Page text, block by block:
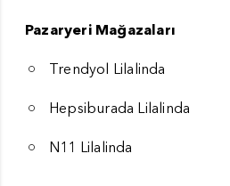
Pazaryeri Mağazaları
Trendyol Lilalinda
Hepsiburada Lilalinda
N11 Lilalinda